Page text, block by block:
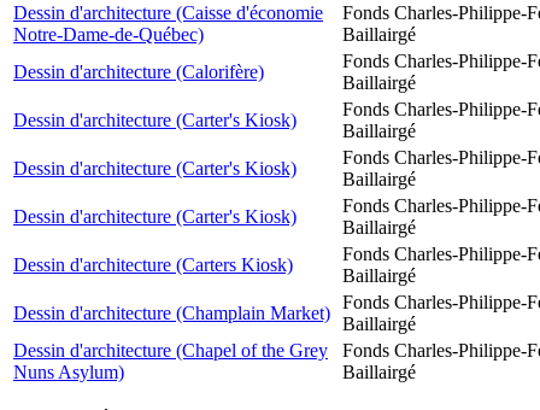
Dessin d'architecture (Caisse d'économie
Notre-Dame-de-Québec)
Fonds Charles-Philippe-
Baillairgé
Dessin d'architecture (Calorifère)
Fonds Charles-Philippe-
Baillairgé
Dessin d'architecture (Carter's Kiosk)
Fonds Charles-Philippe-
Baillairgé
Dessin d'architecture (Carter's Kiosk)
Fonds Charles-Philippe-
Baillairgé
Dessin d'architecture (Carter's Kiosk)
Fonds Charles-Philippe-
Baillairgé
Dessin d'architecture (Carters Kiosk)
Fonds Charles-Philippe-
Baillairgé
Dessin d'architecture (Champlain Market)
Fonds Charles-Philippe-
Baillairgé
Dessin d'architecture (Chapel of the Grey
Nuns Asylum)
Fonds Charles-Philippe-
Baillairgé